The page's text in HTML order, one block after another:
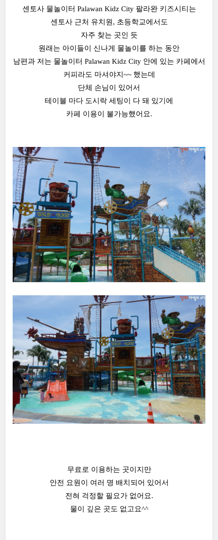
센토사 물놀이터 Palawan Kidz City 팔라완 키즈시티는
센토사 근처 유치원, 초등학교에서도
자주 찾는 곳인 듯
원래는 아이들이 신나게 물놀이를 하는 동안
남편과 저는 물놀이터 Palawan Kidz City 안에 있는 카페에서
커피라도 마셔야지~~ 했는데
단체 손님이 있어서
테이블 마다 도시락 세팅이 다 돼 있기에
카페 이용이 불가능했어요.
무료로 이용하는 곳이지만
안전 요원이 여러 명 배치되어 있어서
전혀 걱정할 필요가 없어요.
물이 깊은 곳도 없고요^^